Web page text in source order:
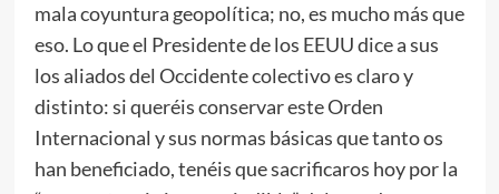
mala coyuntura geopolítica; no, es mucho más que
eso. Lo que el Presidente de los EEUU dice a sus
los aliados del Occidente colectivo es claro y
distinto: si queréis conservar este Orden
Internacional y sus normas básicas que tanto os
han beneficiado, tenéis que sacrificaros hoy por la